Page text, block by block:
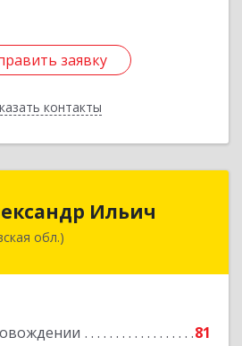
заявку
контакты
заявку
Назад
Ильич
обл.)
81
обл, Кировград г,